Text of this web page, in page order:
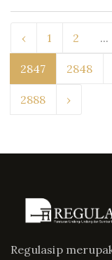
‹ 1 2 ...
2847 2848
2888 ›
Regulasip